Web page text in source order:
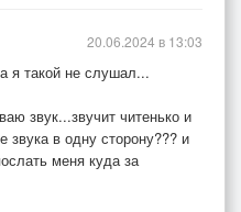
ярче в тысячу крат,
я такой не слушал...
звук...звучит читенько и
звука в одну сторону??? и
меня куда за
20.06.2024 в 13:03